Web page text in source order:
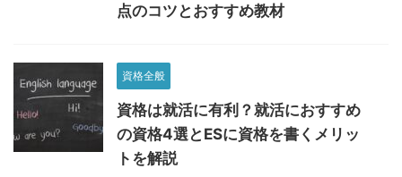
点のコツとおすすめ教材
資格全般
資格は就活に有利？就活におすすめ
の資格4選とESに資格を書くメリッ
トを解説